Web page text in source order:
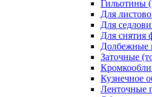
Гильотины
Для
Для
Для снятия
Долбежные
Заточные
Кузнечное
Ленточные